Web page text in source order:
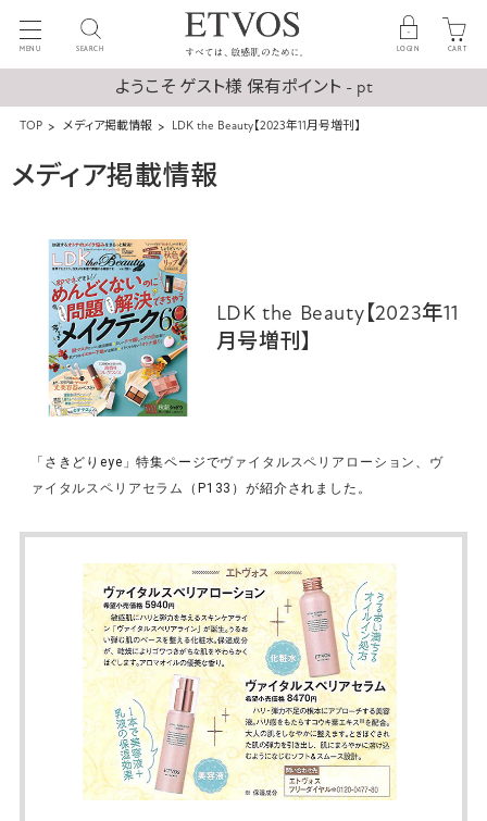
MENU SEARCH LOGIN CART
ようこそ ゲスト様 保有ポイント - pt
TOP メディア掲載情報 LDK the Beauty【2023年11月号増刊】
メディア掲載情報
LDK the Beauty【2023年11
月号増刊】
「さきどりeye」特集ページでヴァイタルスペリアローション 、 ヴ
ァイタルスペリアセラム
（P133）が紹介されました。